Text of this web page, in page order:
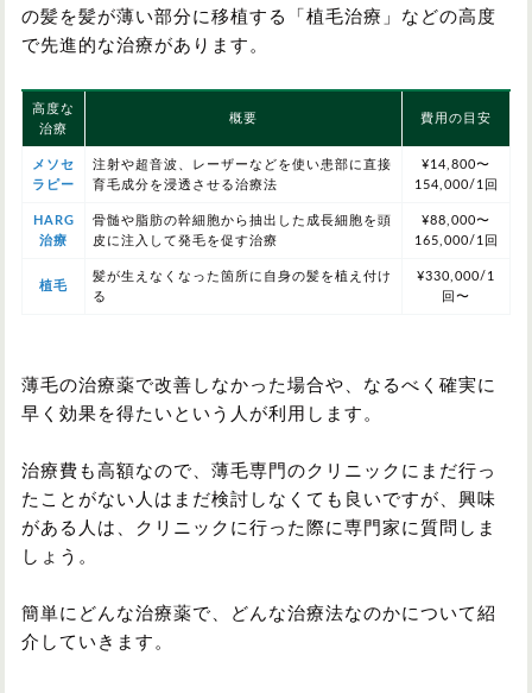
の髪を髪が薄い部分に移植する「植毛治療」などの高度
で先進的な治療があります。
高度な
治療
概要 費用の目安
メソセ
ラピー
注射や超音波、レーザーなどを使い患部に直接
育毛成分を浸透させる治療法
¥14,800〜
154,000/1回
HARG
治療
骨髄や脂肪の幹細胞から抽出した成長細胞を頭
皮に注入して発毛を促す治療
¥88,000〜
165,000/1回
植毛
髪が生えなくなった箇所に自身の髪を植え付け
る
¥330,000/1
回〜
薄毛の治療薬で改善しなかった場合や、なるべく確実に
早く効果を得たいという人が利用します。
治療費も高額なので、薄毛専門のクリニックにまだ行っ
たことがない人はまだ検討しなくても良いですが、興味
がある人は、クリニックに行った際に専門家に質問しま
しょう。
簡単にどんな治療薬で、どんな治療法なのかについて紹
介していきます。